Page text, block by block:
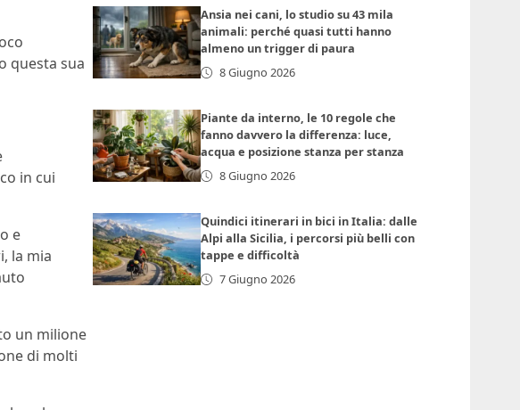
questa sua
in cui
e
la mia
un milione
di molti
Ansia nei cani, lo studio su 43 mila
animali: perché quasi tutti hanno
almeno un trigger di paura
8 Giugno 2026
Piante da interno, le 10 regole che
fanno davvero la differenza: luce,
acqua e posizione stanza per stanza
8 Giugno 2026
Quindici itinerari in bici in Italia: dalle
Alpi alla Sicilia, i percorsi più belli con
tappe e difficoltà
7 Giugno 2026